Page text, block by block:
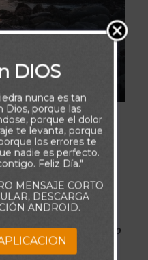
Avanzar
si no aprendes no
sin avanzar no
destino.
DIOS
nunca es tan
Dios, porque las
porque el dolor
te levanta, porque
los errores te
nadie es perfecto.
Feliz Día."
MENSAJE CORTO
DESCARGA
ANDROID.